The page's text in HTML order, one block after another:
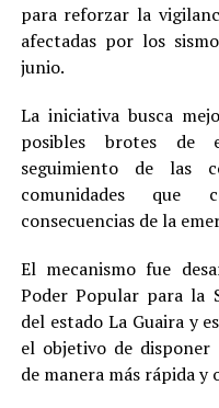
para reforzar la
afectadas por los
junio.
La iniciativa busca
posibles brotes de
seguimiento de las
comunidades que
consecuencias de la
El mecanismo fue
Poder Popular para la
del estado La Guaira y
el objetivo de disponer
de manera más rápida y